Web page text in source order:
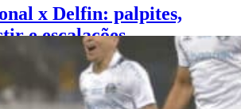
x Delfin: palpites,
e escalações –
(08/06)